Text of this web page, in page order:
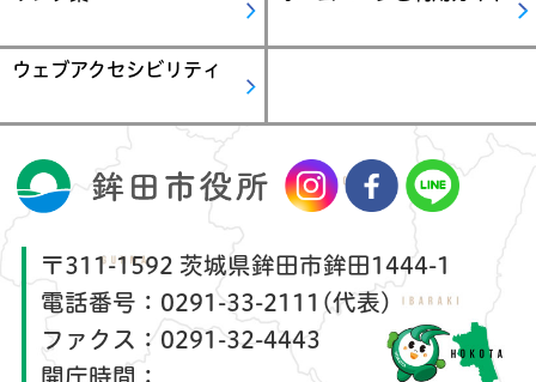
ウェブアクセシビリティ
〒311-1592 茨城県鉾田市鉾田1444-1
電話番号： 0291-33-2111(代表)
ファクス： 0291-32-4443
開庁時間：